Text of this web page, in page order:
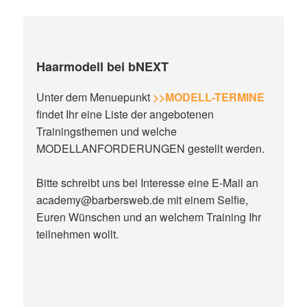
Haarmodell bei bNEXT
Unter dem Menuepunkt >>MODELL-TERMINE
findet Ihr eine Liste der angebotenen
Trainingsthemen und welche
MODELLANFORDERUNGEN gestellt werden.
Bitte schreibt uns bei Interesse eine E-Mail an
academy@barbersweb.de mit einem Selfie,
Euren Wünschen und an welchem Training Ihr
teilnehmen wollt.